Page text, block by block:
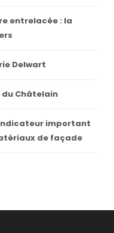
entrelacée : la
Delwart
du Châtelain
indicateur important
de façade